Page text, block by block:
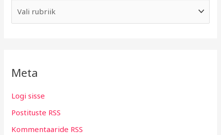
Meta
Logi sisse
Postituste RSS
Kommentaaride RSS